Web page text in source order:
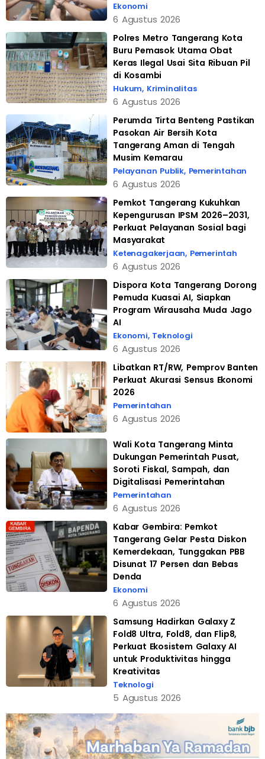
Ekonomi
6 Agustus 2026
Polres Metro Tangerang Kota
Buru Pemasok Utama Obat
Keras Ilegal Usai Sita Ribuan Pil
di Kosambi
Hukum, Kriminalitas
6 Agustus 2026
Perumda Tirta Benteng Pastikan
Pasokan Air Bersih Kota
Tangerang Aman di Tengah
Musim Kemarau
Pelayanan Publik, Pemerintahan
6 Agustus 2026
Pemkot Tangerang Kukuhkan
Kepengurusan IPSM 2026–2031,
Perkuat Pelayanan Sosial bagi
Masyarakat
Ketenagakerjaan, Pemerintah
6 Agustus 2026
Dispora Kota Tangerang Dorong
Pemuda Kuasai AI, Siapkan
Program Wirausaha Muda Jago
AI
Ekonomi, Teknologi
6 Agustus 2026
Libatkan RT/RW, Pemprov Banten
Perkuat Akurasi Sensus Ekonomi
2026
Pemerintahan
6 Agustus 2026
Wali Kota Tangerang Minta
Dukungan Pemerintah Pusat,
Soroti Fiskal, Sampah, dan
Digitalisasi Pemerintahan
Pemerintahan
6 Agustus 2026
Kabar Gembira: Pemkot
Tangerang Gelar Pesta Diskon
Kemerdekaan, Tunggakan PBB
Disunat 17 Persen dan Bebas
Denda
Ekonomi
6 Agustus 2026
Samsung Hadirkan Galaxy Z
Fold8 Ultra, Fold8, dan Flip8,
Perkuat Ekosistem Galaxy AI
untuk Produktivitas hingga
Kreativitas
Teknologi
5 Agustus 2026